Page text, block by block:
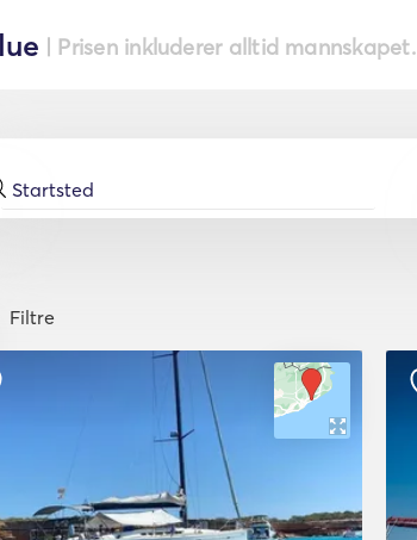
| Prisen inkluderer alltid mannskapet.
Filtre